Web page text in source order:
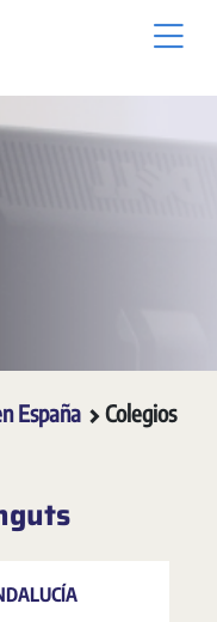
España
Colegios